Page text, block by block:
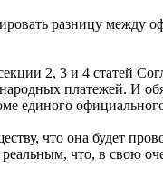
разницу
2, 3 и 4 статей
платежей. И
единого
что она будет
что, в свою